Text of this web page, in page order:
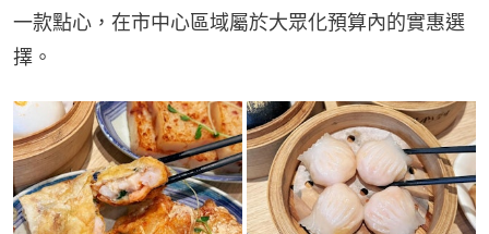
一款點心，在市中心區域屬於大眾化預算內的實惠選
擇。